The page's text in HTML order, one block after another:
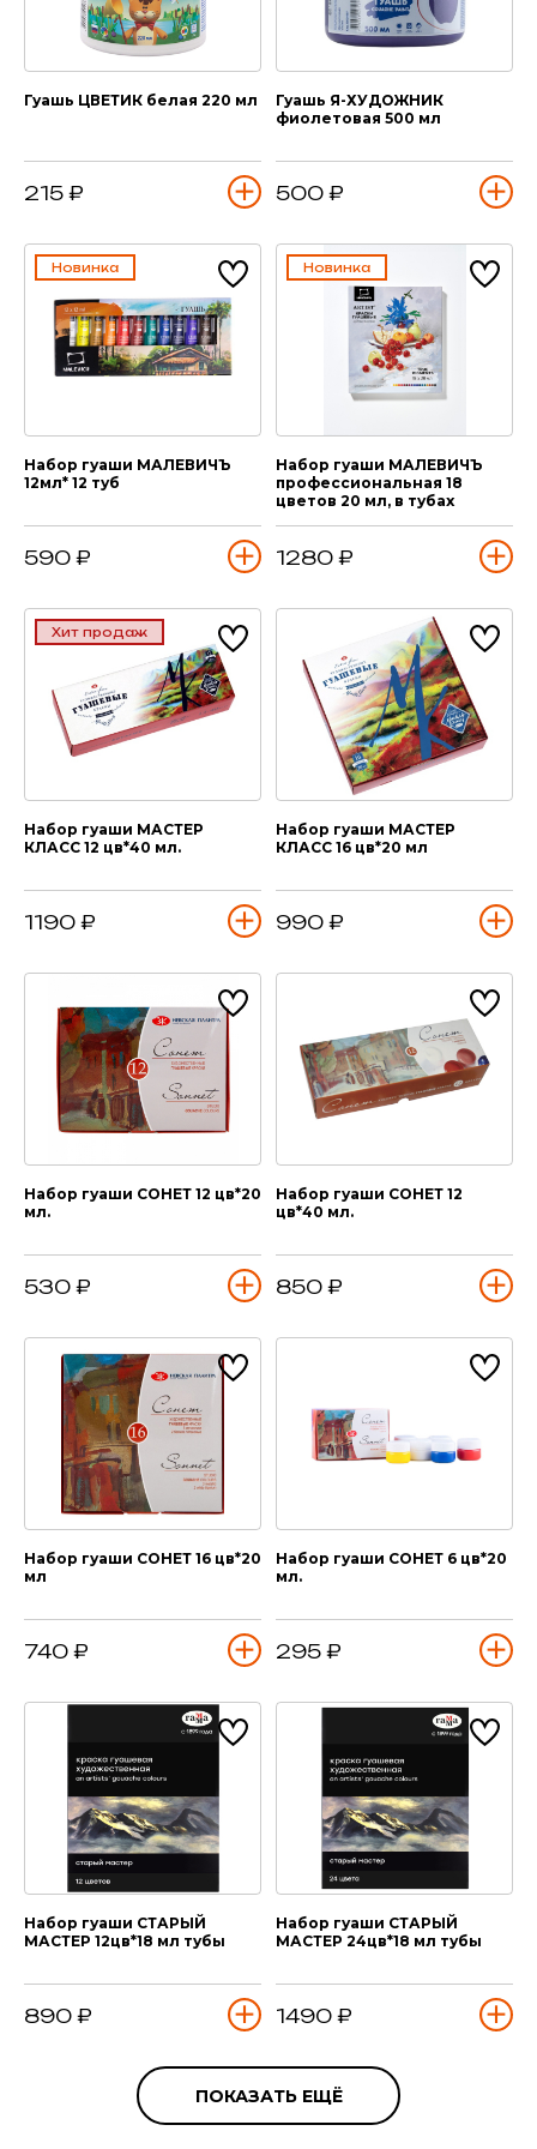
Гуашь ЦВЕТИК белая 220 мл
215 ₽
Гуашь Я-ХУДОЖНИК
фиолетовая 500 мл
500 ₽
Новинка
Набор гуаши МАЛЕВИЧЪ
12мл* 12 туб
590 ₽
Новинка
Набор гуаши МАЛЕВИЧЪ
профессиональная 18
цветов 20 мл, в тубах
1280 ₽
Хит продаж
Набор гуаши МАСТЕР
КЛАСС 12 цв*40 мл.
1190 ₽
Набор гуаши МАСТЕР
КЛАСС 16 цв*20 мл
990 ₽
Набор гуаши СОНЕТ 12 цв*20
мл.
530 ₽
Набор гуаши СОНЕТ 12
цв*40 мл.
850 ₽
Набор гуаши СОНЕТ 16 цв*20
мл
740 ₽
Набор гуаши СОНЕТ 6 цв*20
мл.
295 ₽
Набор гуаши СТАРЫЙ
МАСТЕР 12цв*18 мл тубы
890 ₽
Набор гуаши СТАРЫЙ
МАСТЕР 24цв*18 мл тубы
1490 ₽
ПОКАЗАТЬ ЕЩЁ